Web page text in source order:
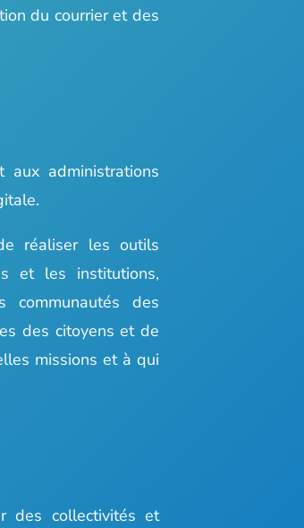
du courrier et des
administrations
réaliser les outils
et les institutions,
communautés des
des citoyens et de
missions et à qui
des collectivités et